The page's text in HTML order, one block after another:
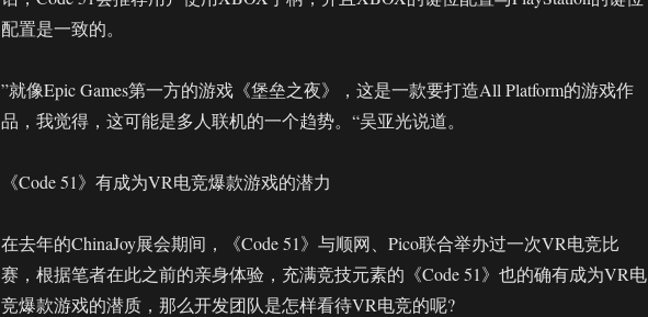
配置是一致的。
”就像Epic Games第一方的游戏《堡垒之夜》，这是一款要打造All Platform的游戏作
品，我觉得，这可能是多人联机的一个趋势。“吴亚光说道。
《Code 51》有成为VR电竞爆款游戏的潜力
在去年的ChinaJoy展会期间，《Code 51》与顺网、Pico联合举办过一次VR电竞比
赛，根据笔者在此之前的亲身体验，充满竞技元素的《Code 51》也的确有成为VR电
竞爆款游戏的潜质，那么开发团队是怎样看待VR电竞的呢?